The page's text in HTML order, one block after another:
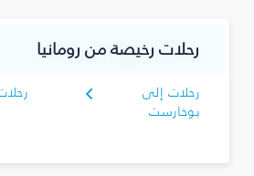
رحلات رخيصة من رومانيا
رحلات إلى
بوخارست